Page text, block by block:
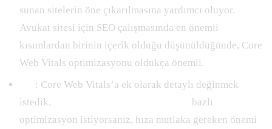
sunan sitelerin öne çıkarılmasına yardımcı oluyor.
Avukat sitesi için SEO çalışmasında en önemli
kısımlardan birinin içerik olduğu düşünüldüğünde, Core
Web Vitals optimizasyonu oldukça önemli.
: Core Web Vitals’a ek olarak detaylı değinmek
istedik.
bazlı
optimizasyon istiyorsanız, hıza mutlaka gereken önemi